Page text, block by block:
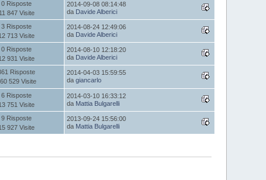
0 Risposte
11 847 Visite
2014-09-08 08:14:48
da Davide Alberici
3 Risposte
713 Visite
2014-08-24 12:49:06
da Davide Alberici
0 Risposte
931 Visite
2014-08-10 12:18:20
da Davide Alberici
Risposte
529 Visite
2014-04-03 15:59:55
dagiancarlo
6 Risposte
751 Visite
2014-03-10 16:33:12
da Mattia Bulgarelli
9 Risposte
927 Visite
2013-09-24 15:56:00
da Mattia Bulgarelli